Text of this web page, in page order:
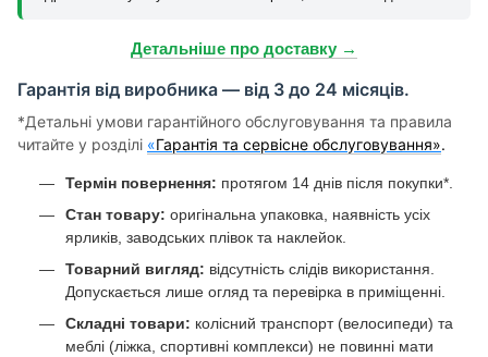
Детальніше про доставку →
Гарантія від виробника — від 3 до 24 місяців.
*Детальні умови гарантійного обслуговування та правила
читайте у розділі «Гарантія та сервісне обслуговування».
Термін повернення: протягом 14 днів після покупки*.
Стан товару: оригінальна упаковка, наявність усіх
ярликів, заводських плівок та наклейок.
Товарний вигляд: відсутність слідів використання.
Допускається лише огляд та перевірка в приміщенні.
Складні товари: колісний транспорт (велосипеди) та
меблі (ліжка, спортивні комплекси) не повинні мати